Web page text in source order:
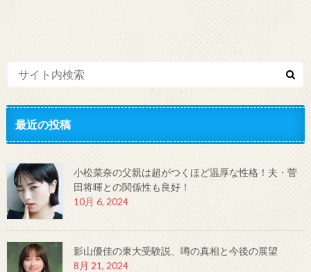
最近の投稿
小松菜奈の父親は超がつくほど温厚な性格！夫・菅
田将暉との関係性も良好！
10月 6, 2024
影山優佳の東大受験説、噂の真相と今後の展望
8月 21, 2024